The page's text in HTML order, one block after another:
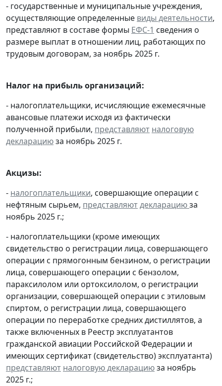
- государственные и муниципальные учреждения,
осуществляющие определенные виды деятельности,
представляют в составе формы ЕФС-1 сведения о
размере выплат в отношении лиц, работающих по
трудовым договорам, за ноябрь 2025 г.
Налог на прибыль организаций:
- налогоплательщики, исчисляющие ежемесячные
авансовые платежи исходя из фактически
полученной прибыли, представляют налоговую
декларациюза ноябрь 2025 г.
Акцизы:
- налогоплательщики, совершающие операции с
нефтяным сырьем, представляютдекларациюза
ноябрь 2025 г.;
- налогоплательщики (кроме имеющих
свидетельство о регистрации лица, совершающего
операции с прямогонным бензином, о регистрации
лица, совершающего операции с бензолом,
параксилолом или ортоксилолом, о регистрации
организации, совершающей операции с этиловым
спиртом, о регистрации лица, совершающего
операции по переработке средних дистиллятов, а
также включенных в Реестр эксплуатантов
гражданской авиации Российской Федерации и
имеющих сертификат (свидетельство) эксплуатанта)
представляют налоговую декларациюза ноябрь
2025 г.;